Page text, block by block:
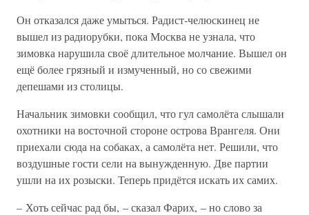
Он отказался даже умыться. Радист-челюскинец не
вышел из радиорубки, пока Москва не узнала, что
зимовка нарушила своё длительное молчание. Вышел он
ещё более грязный и измученный, но со свежими
депешами из столицы.
Начальник зимовки сообщил, что гул самолёта слышали
охотники на восточной стороне острова Врангеля. Они
приехали сюда на собаках, а самолёта нет. Решили, что
воздушные гости сели на вынужденную. Две партии
ушли на их розыски. Теперь придётся искать их самих.
– Хоть сейчас рад бы, – сказал Фарих, – но слово за